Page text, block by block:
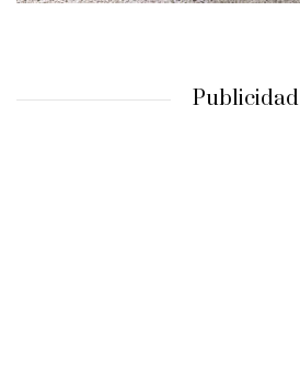
Publicidad